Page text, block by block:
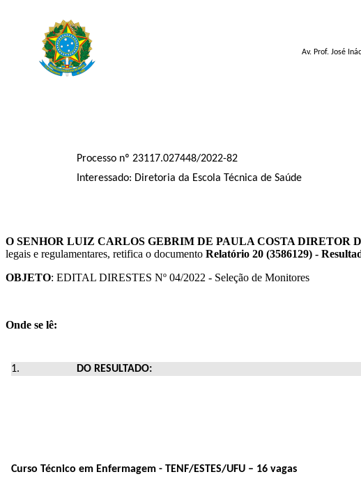
Av. Prof. José
Processo nº 23117.027448/2022-82
Interessado: Diretoria da Escola Técnica de Saúde
O SENHOR LUIZ CARLOS GEBRIM DE PAULA COSTA
legais e regulamentares, retifica o documento Relatório 20 (3586129) -
OBJETO: EDITAL DIRESTES Nº 04/2022 - Seleção de Monitores
Onde se lê:
DO RESULTADO:
Curso Técnico em Enfermagem - TENF/ESTES/UFU – 16 vagas